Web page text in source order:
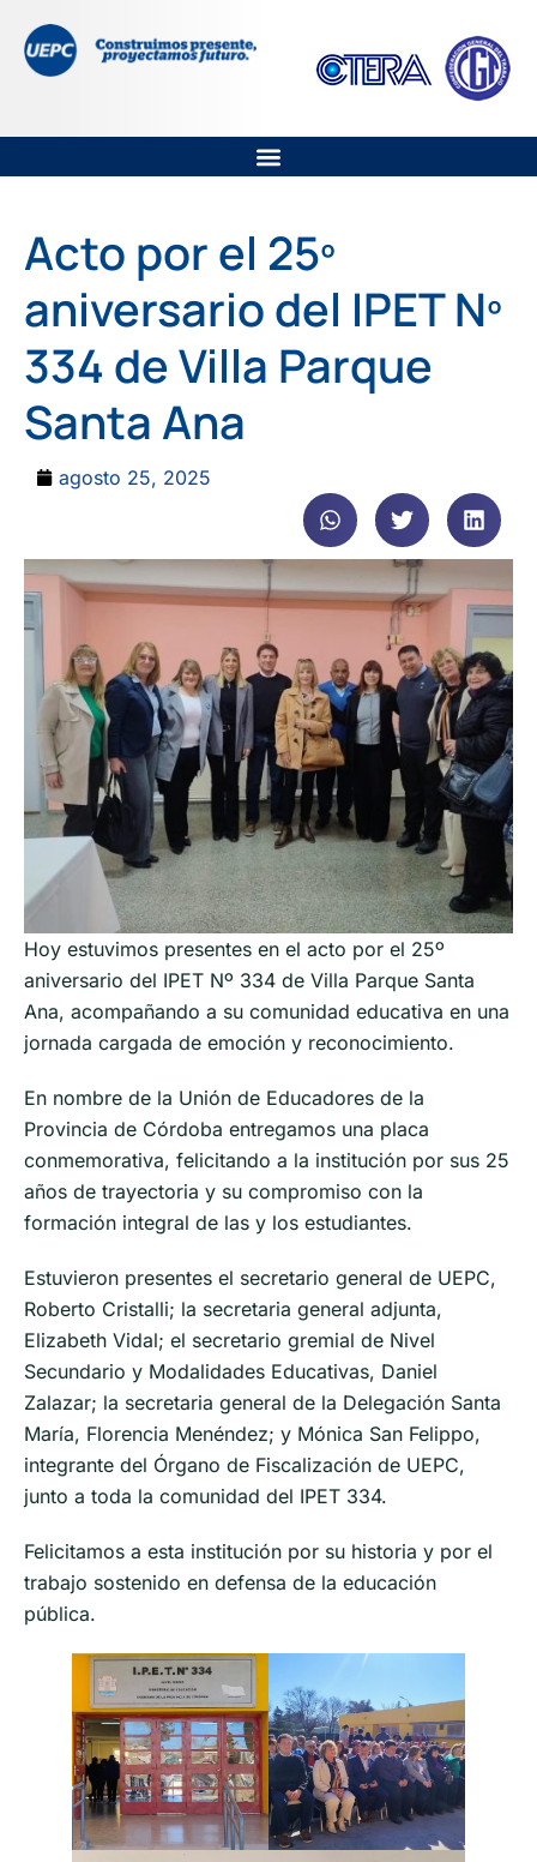
Acto por el 25º
aniversario del IPET Nº
334 de Villa Parque
Santa Ana
agosto 25, 2025
Hoy estuvimos presentes en el acto por el 25º
aniversario del IPET Nº 334 de Villa Parque Santa
Ana, acompañando a su comunidad educativa en una
jornada cargada de emoción y reconocimiento.
En nombre de la Unión de Educadores de la
Provincia de Córdoba entregamos una placa
conmemorativa, felicitando a la institución por sus 25
años de trayectoria y su compromiso con la
formación integral de las y los estudiantes.
Estuvieron presentes el secretario general de UEPC,
Roberto Cristalli; la secretaria general adjunta,
Elizabeth Vidal; el secretario gremial de Nivel
Secundario y Modalidades Educativas, Daniel
Zalazar; la secretaria general de la Delegación Santa
María, Florencia Menéndez; y Mónica San Felippo,
integrante del Órgano de Fiscalización de UEPC,
junto a toda la comunidad del IPET 334.
Felicitamos a esta institución por su historia y por el
trabajo sostenido en defensa de la educación
pública.